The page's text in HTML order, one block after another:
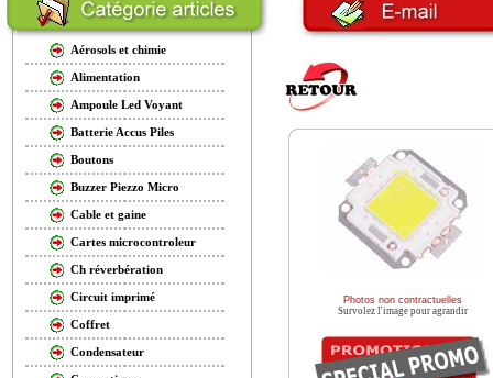
Aérosols et chimie
Alimentation
Ampoule Led Voyant
Batterie Accus Piles
Boutons
Buzzer Piezzo Micro
Cable et gaine
Cartes microcontroleur
Ch réverbération
Circuit imprimé
Coffret
Condensateur
Photos non contractuelles
Survolez l'image pour agrandir